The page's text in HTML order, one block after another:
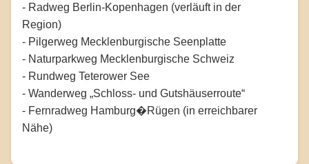
- Radweg Berlin-Kopenhagen (verläuft in der
Region)
- Pilgerweg Mecklenburgische Seenplatte
- Naturparkweg Mecklenburgische Schweiz
- Rundweg Teterower See
- Wanderweg „Schloss- und Gutshäuserroute“
- Fernradweg Hamburg�Rügen (in erreichbarer
Nähe)